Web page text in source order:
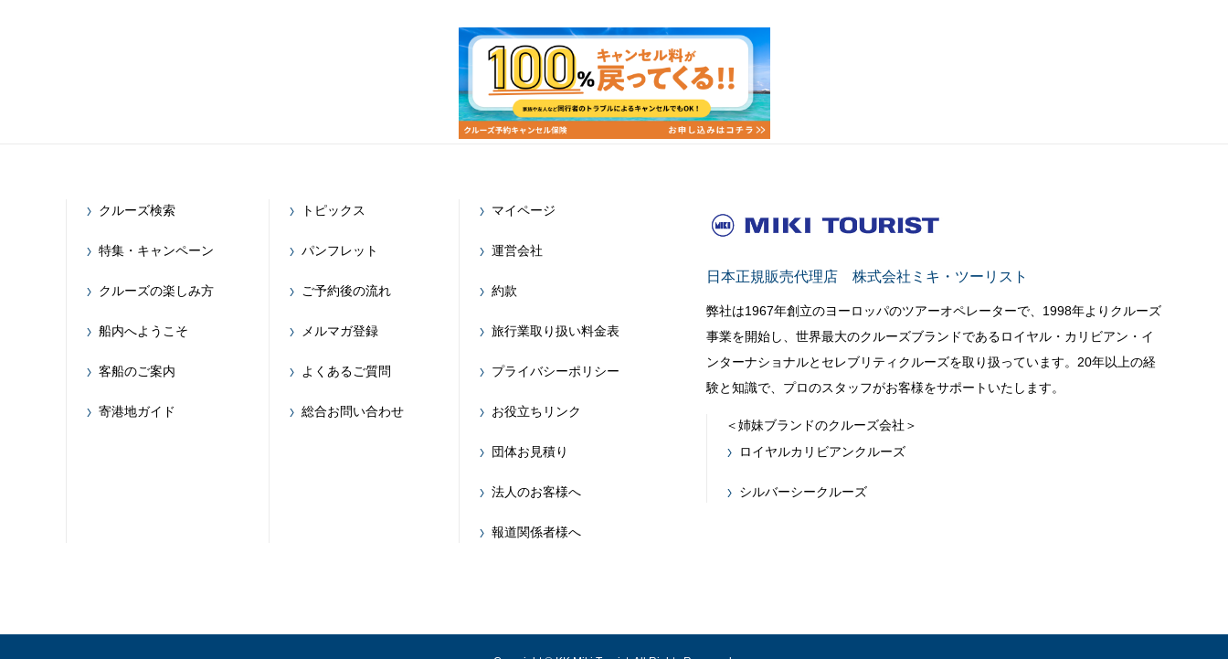
クルーズ検索
特集・キャンペーン
クルーズの楽しみ方
船内へようこそ
客船のご案内
寄港地ガイド
トピックス
パンフレット
ご予約後の流れ
メルマガ登録
よくあるご質問
総合お問い合わせ
マイページ
運営会社
約款
旅行業取り扱い料金表
プライバシーポリシー
お役立ちリンク
団体お見積り
法人のお客様へ
報道関係者様へ
日本正規販売代理店 株式会社ミキ・ツーリスト
弊社は1967年創立のヨーロッパのツアーオペレーターで、1998年よりクルーズ
事業を開始し、世界最大のクルーズブランドであるロイヤル・カリビアン・イ
ンターナショナルとセレブリティクルーズを取り扱っています。20年以上の経
験と知識で、プロのスタッフがお客様をサポートいたします。
＜姉妹ブランドのクルーズ会社＞
ロイヤルカリビアンクルーズ
シルバーシークルーズ